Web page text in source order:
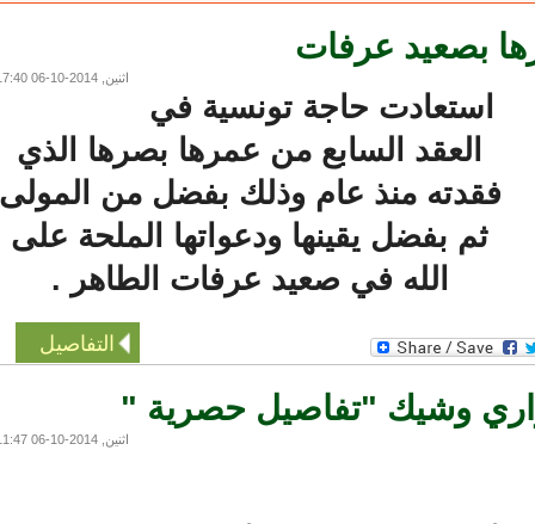
بصعيد عرفات
اثنين, 2014-10-06 17:40
استعادت حاجة تونسية في
العقد السابع من عمرها بصرها الذي
فقدته منذ عام وذلك بفضل من المولى
ثم بفضل يقينها ودعواتها الملحة على
الله في صعيد عرفات الطاهر .
التفاصيل
وشيك "تفاصيل حصرية "
اثنين, 2014-10-06 11:47